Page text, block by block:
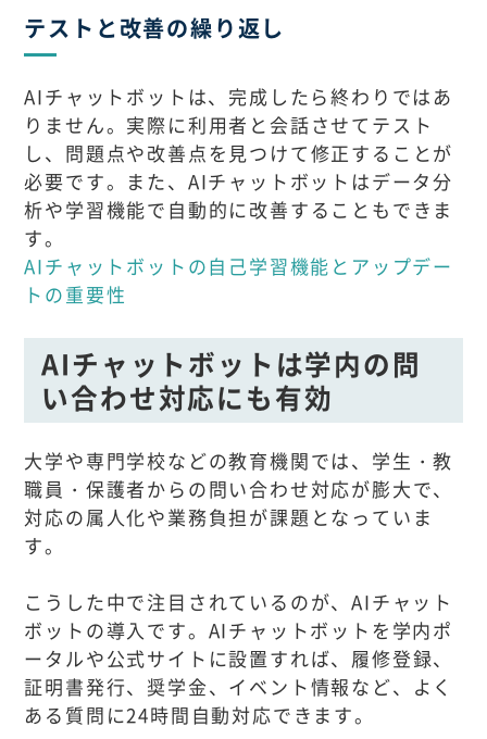
テストと改善の繰り返し
AIチャットボットは、完成したら終わりではあ
りません。実際に利用者と会話させてテスト
し、問題点や改善点を見つけて修正することが
必要です。また、AIチャットボットはデータ分
析や学習機能で自動的に改善することもできま
す。
AIチャットボットの自己学習機能とアップデー
トの重要性
AIチャットボットは学内の問
い合わせ対応にも有効
大学や専門学校などの教育機関では、学生・教
職員・保護者からの問い合わせ対応が膨大で、
対応の属人化や業務負担が課題となっていま
す。
こうした中で注目されているのが、AIチャット
ボットの導入です。AIチャットボットを学内ポ
ータルや公式サイトに設置すれば、履修登録、
証明書発行、奨学金、イベント情報など、よく
ある質問に24時間自動対応できます。